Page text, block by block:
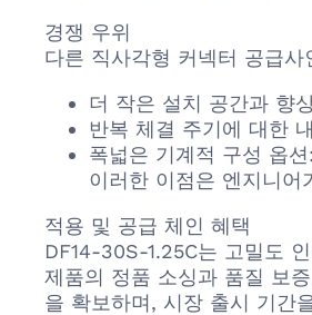
경쟁 우위
다른 직사각형 커넥터 공급
더 작은 설치 공간과 향
반복 체결 주기에 대한
폭넓은 기계적 구성 옵
이러한 이점은 엔지니
적용 및 공급 체인 혜택
DF14-30S-1.25C는 고밀도
제품의 정품 소싱과 품질 보
을 확보하며, 시장 출시 기간